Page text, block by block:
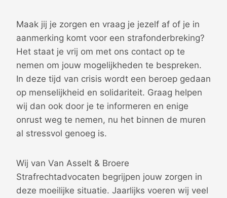
Maak jij je zorgen en vraag je jezelf af of je in
aanmerking komt voor een strafonderbreking?
Het staat je vrij om met ons contact op te
nemen om jouw mogelijkheden te bespreken.
In deze tijd van crisis wordt een beroep gedaan
op menselijkheid en solidariteit. Graag helpen
wij dan ook door je te informeren en enige
onrust weg te nemen, nu het binnen de muren
al stressvol genoeg is.
Wij van Van Asselt & Broere
Strafrechtadvocaten begrijpen jouw zorgen in
deze moeilijke situatie. Jaarlijks voeren wij veel